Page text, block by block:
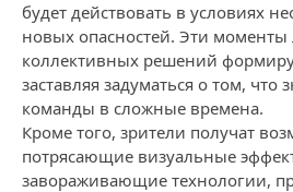
будет действовать в условиях
новых опасностей. Эти
коллективных решений
заставляя задуматься о том, что
команды в сложные времена.
Кроме того, зрители получат
потрясающие визуальные
завораживающие технологии,